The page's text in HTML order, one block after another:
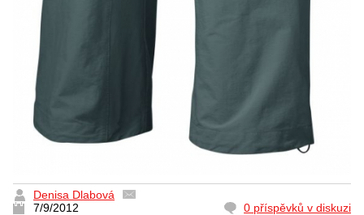
Denisa Dlabová
7/9/2012
0 příspěvků v diskuzi